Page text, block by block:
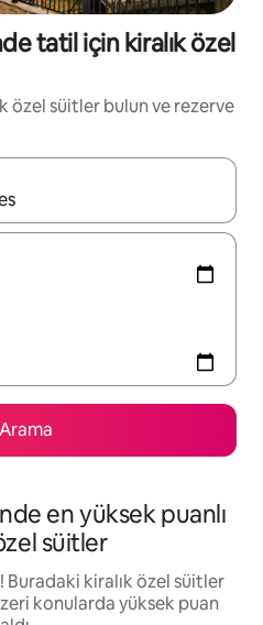
tatil için kiralık özel
özel süitler bulun ve rezerve
yukarı ve aşağı oklarıyla
Arama
en yüksek puanlı
süitler
Buradaki kiralık özel süitler
konularda yüksek puan